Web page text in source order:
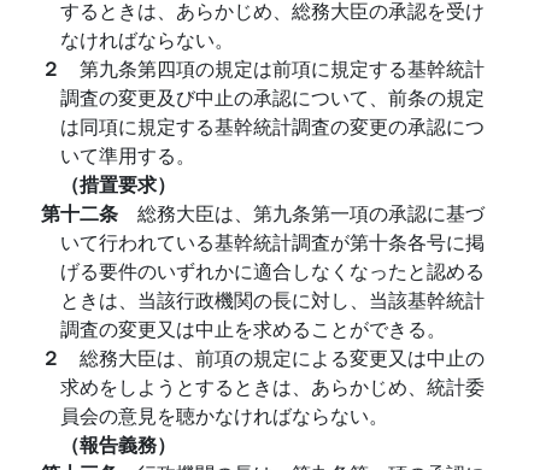
するときは、あらかじめ、総務大臣の承認を受け
なければならない。
２ 第九条第四項の規定は前項に規定する基幹統計
調査の変更及び中止の承認について、前条の規定
は同項に規定する基幹統計調査の変更の承認につ
いて準用する。
（措置要求）
第十二条 総務大臣は、第九条第一項の承認に基づ
いて行われている基幹統計調査が第十条各号に掲
げる要件のいずれかに適合しなくなったと認める
ときは、当該行政機関の長に対し、当該基幹統計
調査の変更又は中止を求めることができる。
２ 総務大臣は、前項の規定による変更又は中止の
求めをしようとするときは、あらかじめ、統計委
員会の意見を聴かなければならない。
（報告義務）